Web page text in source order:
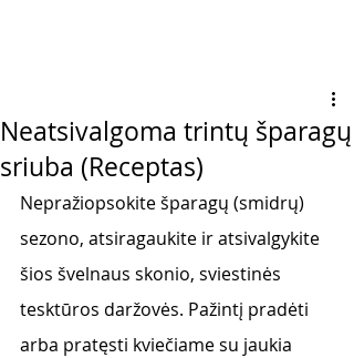
Neatsivalgoma trintų šparagų
sriuba (Receptas)
Nepražiopsokite šparagų (smidrų)
sezono, atsiragaukite ir atsivalgykite
šios švelnaus skonio, sviestinės
tesktūros daržovės. Pažintį pradėti
arba pratęsti kviečiame su jaukia